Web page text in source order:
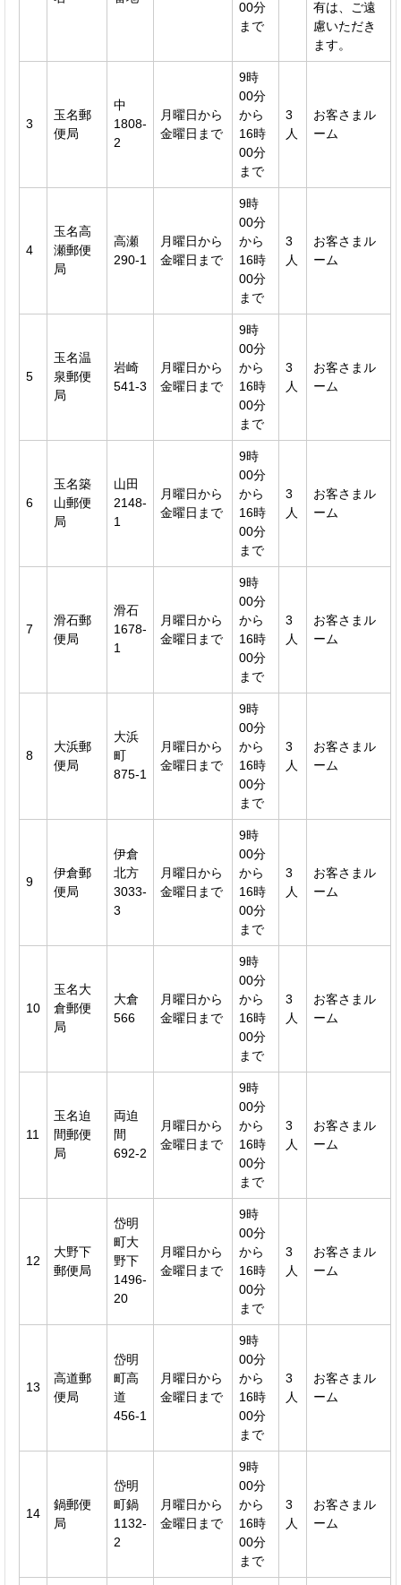
00分
まで
有は、ご遠
慮いただき
ます。
3
玉名郵
便局
中
1808-
2
月曜日から
金曜日まで
9時
00分
から
16時
00分
まで
3
人
お客さまル
ーム
4
玉名高
瀬郵便
局
高瀬
290-1
月曜日から
金曜日まで
9時
00分
から
16時
00分
まで
3
人
お客さまル
ーム
5
玉名温
泉郵便
局
岩崎
541-3
月曜日から
金曜日まで
9時
00分
から
16時
00分
まで
3
人
お客さまル
ーム
6
玉名築
山郵便
局
山田
2148-
1
月曜日から
金曜日まで
9時
00分
から
16時
00分
まで
3
人
お客さまル
ーム
7
滑石郵
便局
滑石
1678-
1
月曜日から
金曜日まで
9時
00分
から
16時
00分
まで
3
人
お客さまル
ーム
8
大浜郵
便局
大浜
町
875-1
月曜日から
金曜日まで
9時
00分
から
16時
00分
まで
3
人
お客さまル
ーム
9
伊倉郵
便局
伊倉
北方
3033-
3
月曜日から
金曜日まで
9時
00分
から
16時
00分
まで
3
人
お客さまル
ーム
10
玉名大
倉郵便
局
大倉
566
月曜日から
金曜日まで
9時
00分
から
16時
00分
まで
3
人
お客さまル
ーム
11
玉名迫
間郵便
局
両迫
間
692-2
月曜日から
金曜日まで
9時
00分
から
16時
00分
まで
3
人
お客さまル
ーム
12
大野下
郵便局
岱明
町大
野下
1496-
20
月曜日から
金曜日まで
9時
00分
から
16時
00分
まで
3
人
お客さまル
ーム
13
高道郵
便局
岱明
町高
道
456-1
月曜日から
金曜日まで
9時
00分
から
16時
00分
まで
3
人
お客さまル
ーム
14
鍋郵便
局
岱明
町鍋
1132-
2
月曜日から
金曜日まで
9時
00分
から
16時
00分
まで
3
人
お客さまル
ーム